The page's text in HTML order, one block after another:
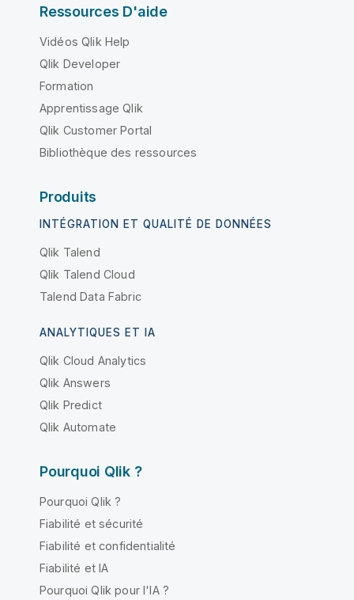
Ressources D'aide
Vidéos Qlik Help
Qlik Developer
Formation
Apprentissage Qlik
Qlik Customer Portal
Bibliothèque des ressources
Produits
INTÉGRATION ET QUALITÉ DE DONNÉES
Qlik Talend
Qlik Talend Cloud
Talend Data Fabric
ANALYTIQUES ET IA
Qlik Cloud Analytics
Qlik Answers
Qlik Predict
Qlik Automate
Pourquoi Qlik ?
Pourquoi Qlik ?
Fiabilité et sécurité
Fiabilité et confidentialité
Fiabilité et IA
Pourquoi Qlik pour l'IA ?